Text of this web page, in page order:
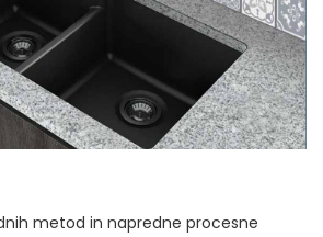
metod in napredne procesne